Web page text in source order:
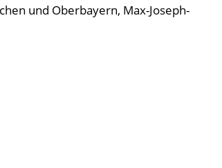
und Oberbayern, Max-Joseph-